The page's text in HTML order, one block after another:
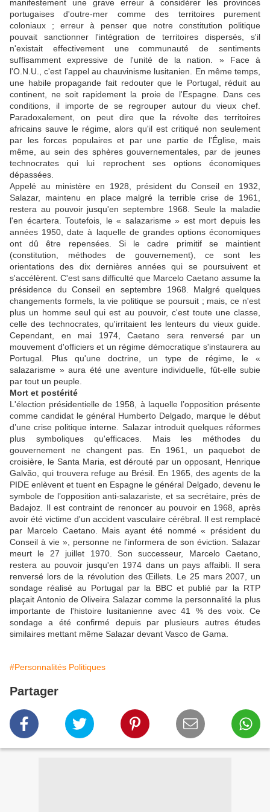
manifestement une grave erreur à considérer les provinces
portugaises d'outre-mer comme des territoires purement
coloniaux ; erreur à penser que notre constitution politique
pouvait sanctionner l'intégration de territoires dispersés, s'il
n'existait effectivement une communauté de sentiments
suffisamment expressive de l'unité de la nation. » Face à
l'O.N.U., c'est l'appel au chauvinisme lusitanien. En même temps,
une habile propagande fait redouter que le Portugal, réduit au
continent, ne soit rapidement la proie de l'Espagne. Dans ces
conditions, il importe de se regrouper autour du vieux chef.
Paradoxalement, on peut dire que la révolte des territoires
africains sauve le régime, alors qu'il est critiqué non seulement
par les forces populaires et par une partie de l'Église, mais
même, au sein des sphères gouvernementales, par de jeunes
technocrates qui lui reprochent ses options économiques
dépassées.
Appelé au ministère en 1928, président du Conseil en 1932,
Salazar, maintenu en place malgré la terrible crise de 1961,
restera au pouvoir jusqu'en septembre 1968. Seule la maladie
l'en écartera. Toutefois, le « salazarisme » est mort depuis les
années 1950, date à laquelle de grandes options économiques
ont dû être repensées. Si le cadre primitif se maintient
(constitution, méthodes de gouvernement), ce sont les
orientations des dix dernières années qui se poursuivent et
s'accélèrent. C'est sans difficulté que Marcelo Caetano assume la
présidence du Conseil en septembre 1968. Malgré quelques
changements formels, la vie politique se poursuit ; mais, ce n'est
plus un homme seul qui est au pouvoir, c'est toute une classe,
celle des technocrates, qu'irritaient les lenteurs du vieux guide.
Cependant, en mai 1974, Caetano sera renversé par un
mouvement d'officiers et un régime démocratique s'instaurera au
Portugal. Plus qu'une doctrine, un type de régime, le «
salazarisme » aura été une aventure individuelle, fût-elle subie
par tout un peuple.
Mort et postérité
L'élection présidentielle de 1958, à laquelle l’opposition présente
comme candidat le général Humberto Delgado, marque le début
d’une crise politique interne. Salazar introduit quelques réformes
plus symboliques qu'efficaces. Mais les méthodes du
gouvernement ne changent pas. En 1961, un paquebot de
croisière, le Santa Maria, est dérouté par un opposant, Henrique
Galvão, qui trouvera refuge au Brésil. En 1965, des agents de la
PIDE enlèvent et tuent en Espagne le général Delgado, devenu le
symbole de l’opposition anti-salazariste, et sa secrétaire, près de
Badajoz. Il est contraint de renoncer au pouvoir en 1968, après
avoir été victime d'un accident vasculaire cérébral. Il est remplacé
par Marcelo Caetano. Mais ayant été nommé « président du
Conseil à vie », personne ne l'informera de son éviction. Salazar
meurt le 27 juillet 1970. Son successeur, Marcelo Caetano,
restera au pouvoir jusqu'en 1974 dans un pays affaibli. Il sera
renversé lors de la révolution des Œillets. Le 25 mars 2007, un
sondage réalisé au Portugal par la BBC et publié par la RTP
plaçait Antonio de Oliveira Salazar comme la personnalité la plus
importante de l'histoire lusitanienne avec 41 % des voix. Ce
sondage a été confirmé depuis par plusieurs autres études
similaires mettant même Salazar devant Vasco de Gama.
#Personnalités Politiques
Partager